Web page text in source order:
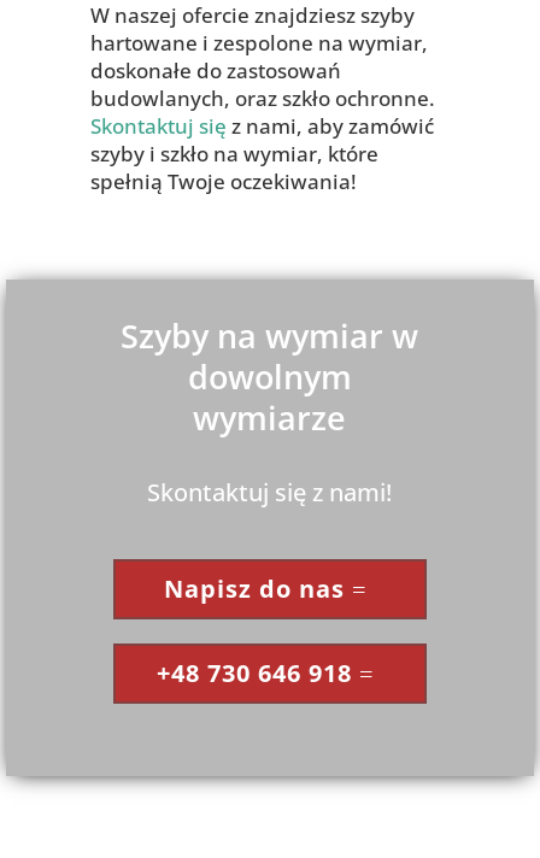
W naszej ofercie znajdziesz szyby
hartowane i zespolone na wymiar,
doskonałe do zastosowań
budowlanych, oraz szkło ochronne.
Skontaktuj się z nami, aby zamówić
szyby i szkło na wymiar, które
spełnią Twoje oczekiwania!
Szyby na wymiar w
dowolnym
wymiarze
Skontaktuj się z nami!
Napisz do nas
+48 730 646 918